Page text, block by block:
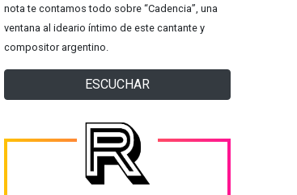
nota te contamos todo sobre “Cadencia”, una
ventana al ideario íntimo de este cantante y
compositor argentino.
ESCUCHAR